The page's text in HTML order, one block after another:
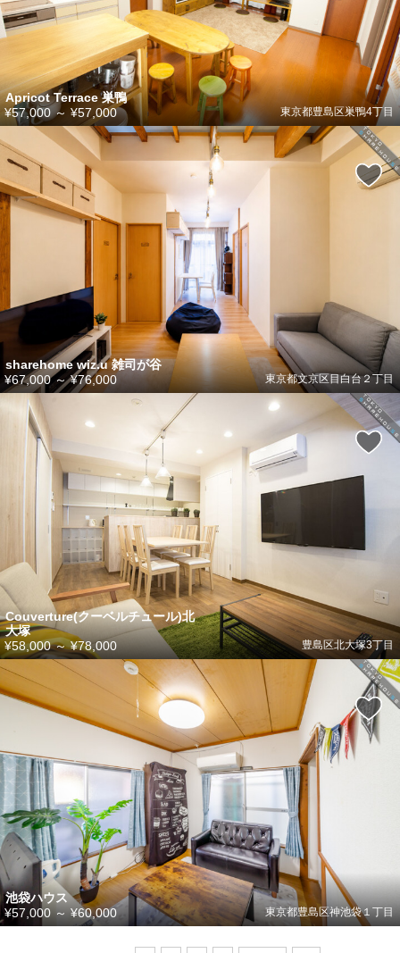
Apricot Terrace 巣鴨
東京都豊島区巣鴨4丁目
¥57,000～ ¥57,000
sharehome wiz.u 雑司が谷
東京都文京区目白台２丁目
¥67,000～¥76,000
Couverture(クーベルチュール)北
大塚
豊島区北大塚3丁目
¥58,000～¥78,000
池袋ハウス
東京都豊島区神池袋１丁目
¥57,000 ～¥60,000